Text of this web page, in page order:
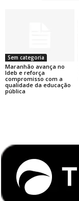
Sem categoria
Maranhão avança no
Ideb e reforça
compromisso com a
qualidade da educação
pública